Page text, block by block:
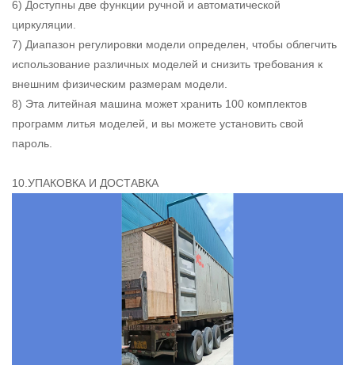
6) Доступны две функции ручной и автоматической
циркуляции.
7) Диапазон регулировки модели определен, чтобы облегчить
использование различных моделей и снизить требования к
внешним физическим размерам модели.
8) Эта литейная машина может хранить 100 комплектов
программ литья моделей, и вы можете установить свой
пароль.
10.УПАКОВКА И ДОСТАВКА